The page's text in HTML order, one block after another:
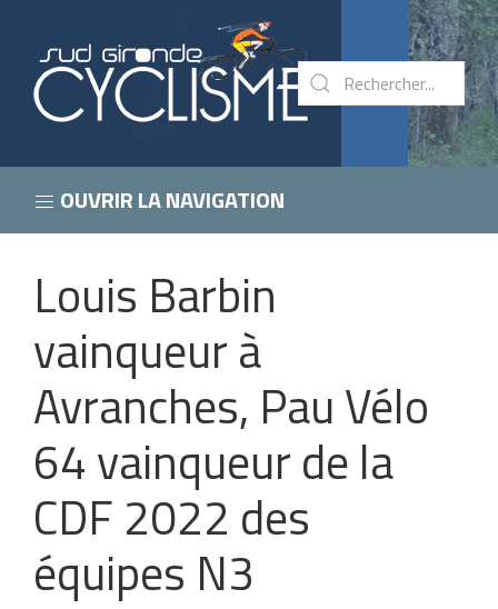
OUVRIR LA NAVIGATION
Louis Barbin
vainqueur à
Avranches, Pau Vélo
64 vainqueur de la
CDF 2022 des
équipes N3